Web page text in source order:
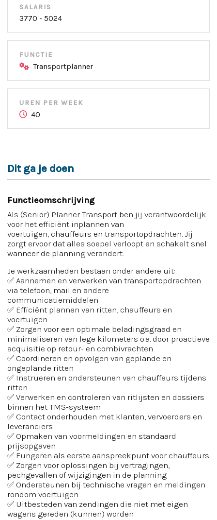
SALARIS
3770 - 5024
FUNCTIE
Transportplanner
UREN PER WEEK
40
Dit ga je doen
Functieomschrijving
Als (Senior) Planner Transport ben jij verantwoordelijk
voor het efficiënt inplannen van
voertuigen, chauffeurs en transportopdrachten. Jij
zorgt ervoor dat alles soepel verloopt en schakelt snel
wanneer de planning verandert.
Je werkzaamheden bestaan onder andere uit:
✅ Aannemen en verwerken van transportopdrachten
via telefoon, mail en andere
communicatiemiddelen
✅ Efficiënt plannen van ritten, chauffeurs en
voertuigen
✅ Zorgen voor een optimale beladingsgraad en
minimaliseren van lege kilometers o.a. door proactieve
acquisitie op retour- en combivrachten
✅ Coördineren en opvolgen van geplande en
ongeplande ritten
✅ Instrueren en ondersteunen van chauffeurs tijdens
ritten
✅ Verwerken en controleren van ritlijsten en dossiers
binnen het TMS-systeem
✅ Contact onderhouden met klanten, vervoerders en
leveranciers
✅ Opmaken van voormeldingen en standaard
prijsopgaven
✅ Fungeren als eerste aanspreekpunt voor chauffeurs
✅ Zorgen voor oplossingen bij vertragingen,
pechgevallen of wijzigingen in de planning
✅ Ondersteunen bij technische vragen en meldingen
rondom voertuigen
✅ Uitbesteden van zendingen die niet met eigen
wagens gereden (kunnen) worden